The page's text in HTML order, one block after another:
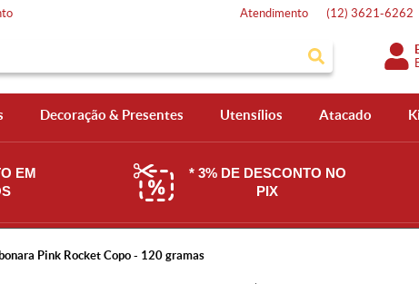
Atendimento (12) 3621-6262
Decoração & Presentes Utensílios Atacado
EM
* 3% DE DESCONTO NO
PIX
Pink Rocket Copo - 120 gramas